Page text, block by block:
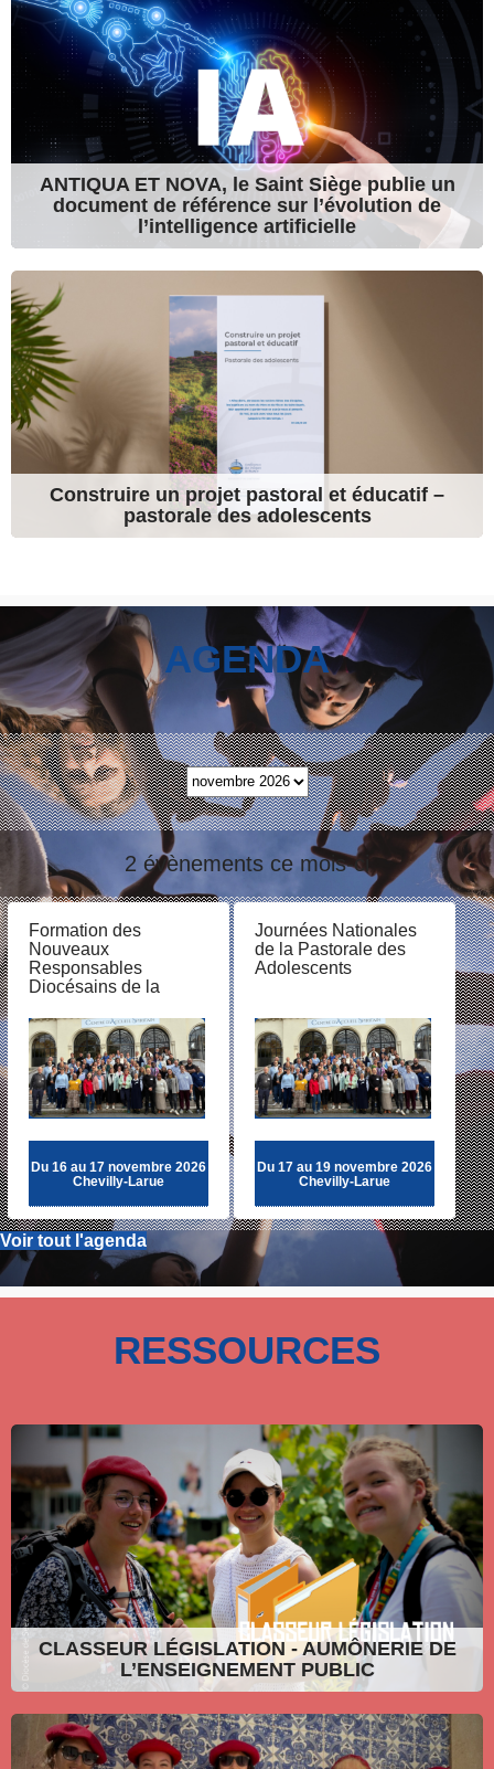
ANTIQUA ET NOVA, le Saint Siège publie un
document de référence sur l’évolution de
l’intelligence artificielle
Construire un projet pastoral et éducatif –
pastorale des adolescents
AGENDA
2 évènements ce mois-ci
Formation des
Nouveaux
Responsables
Diocésains de la
des Jeunes
Du 16 au 17 novembre 2026
Chevilly-Larue
Journées Nationales
de la Pastorale des
Adolescents
Du 17 au 19 novembre 2026
Chevilly-Larue
Voir tout l'agenda
RESSOURCES
CLASSEUR LÉGISLATION - AUMÔNERIE DE
L’ENSEIGNEMENT PUBLIC